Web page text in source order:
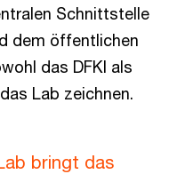
Schnittstelle
dem öffentlichen
das DFKI als
Lab zeichnen.
bringt das